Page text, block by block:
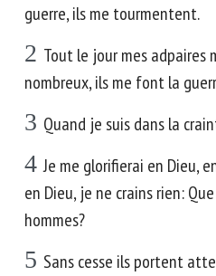
guerre, ils me tourmentent.
2 Tout le jour mes adpaires
nombreux, ils me font la
3 Quand je suis dans la
4 Je me glorifierai en Dieu,
en Dieu, je ne crains rien:
hommes?
5 Sans cesse ils portent